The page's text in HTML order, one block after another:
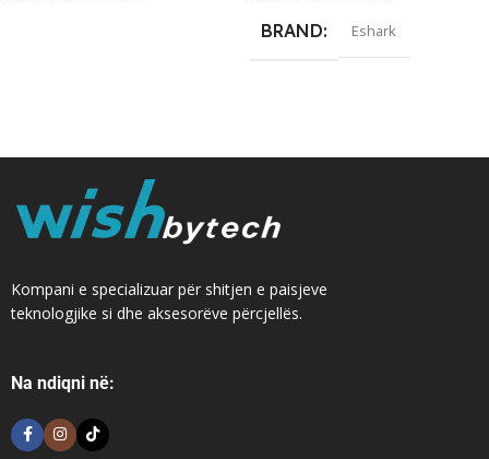
BRAND Eshark
Kompani e specializuar për shitjen e paisjeve
teknologjike si dhe aksesorëve përcjellës.
Na ndiqni në: